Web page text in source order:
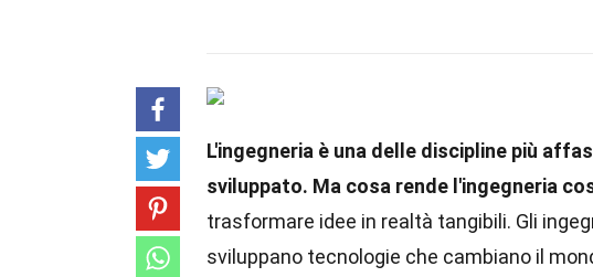
L'ingegneria è una delle discipline più
sviluppato. Ma cosa rende l'ingegneria
trasformare idee in realtà tangibili. Gli
sviluppano tecnologie che cambiano il